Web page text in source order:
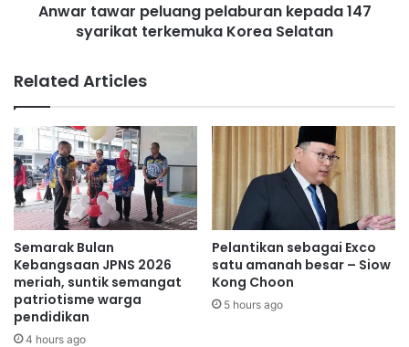
k
p
m
e
r
k
a
a
a
n
b
e
u
a
n
g
p
e
l
a
b
u
r
a
n
k
Anwar tawar peluang pelaburan kepada 147
syarikat terkemuka Korea Selatan
Related Articles
Semarak Bulan
Kebangsaan JPNS 2026
meriah, suntik semangat
patriotisme warga
pendidikan
4 hours ago
Pelantikan sebagai Exco
satu amanah besar – Siow
Kong Choon
5 hours ago